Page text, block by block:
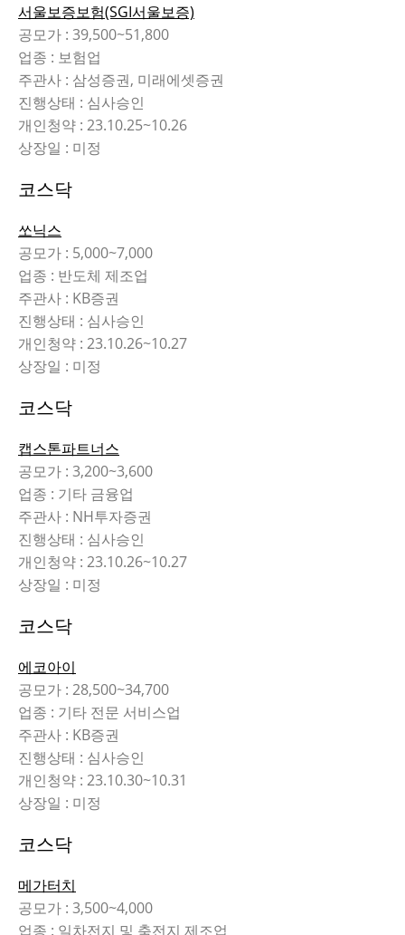
서울보증보험(SGI서울보증)
공모가 : 39,500~51,800
업종 : 보험업
주관사 : 삼성증권, 미래에셋증권
진행상태 : 심사승인
개인청약 : 23.10.25~10.26
상장일 : 미정
코스닥
쏘닉스
공모가 : 5,000~7,000
업종 : 반도체 제조업
주관사 : KB증권
진행상태 : 심사승인
개인청약 : 23.10.26~10.27
상장일 : 미정
코스닥
캡스톤파트너스
공모가 : 3,200~3,600
업종 : 기타 금융업
주관사 : NH투자증권
진행상태 : 심사승인
개인청약 : 23.10.26~10.27
상장일 : 미정
코스닥
에코아이
공모가 : 28,500~34,700
업종 : 기타 전문 서비스업
주관사 : KB증권
진행상태 : 심사승인
개인청약 : 23.10.30~10.31
상장일 : 미정
코스닥
메가터치
공모가 : 3,500~4,000
업종 : 일차전지 및 축전지 제조업